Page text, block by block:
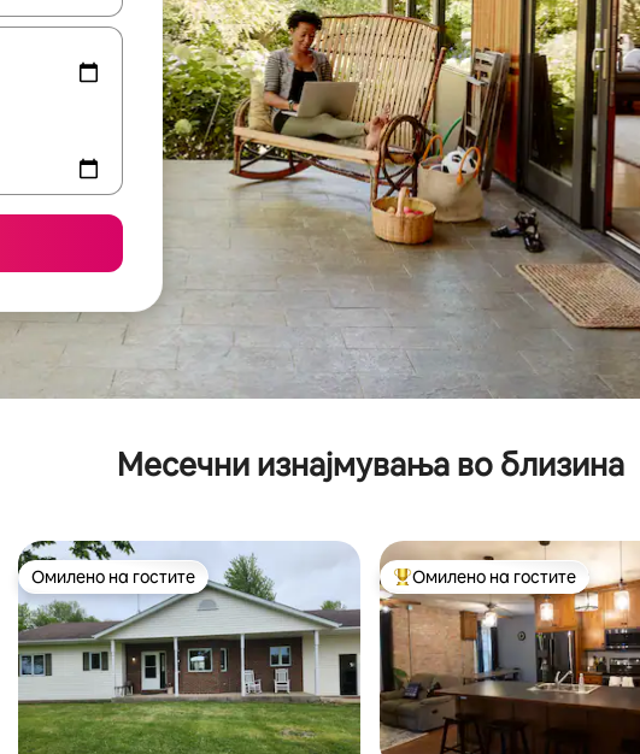
Месечни изнајмувања во близина
Омилено на гостите
Омилено на гостите Меѓу најуспешните „Омилени
Омилено на гостите